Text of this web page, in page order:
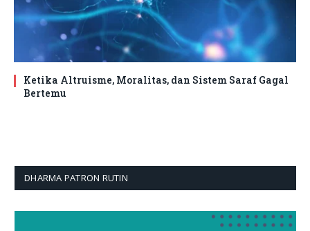
Ketika Altruisme, Moralitas, dan Sistem Saraf Gagal
Bertemu
DHARMA PATRON RUTIN